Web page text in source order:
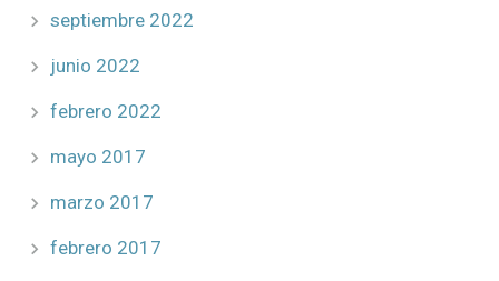
septiembre 2022
junio 2022
febrero 2022
mayo 2017
marzo 2017
febrero 2017